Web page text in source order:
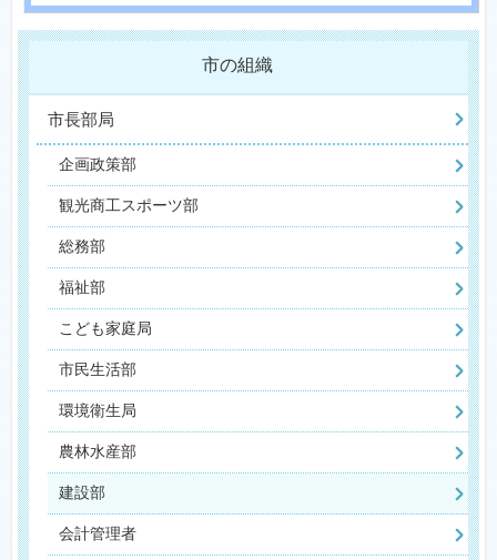
市の組織
市長部局
企画政策部
観光商工スポーツ部
総務部
福祉部
こども家庭局
市民生活部
環境衛生局
農林水産部
建設部
会計管理者